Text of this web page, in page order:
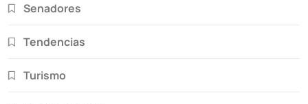
Senadores
Tendencias
Turismo